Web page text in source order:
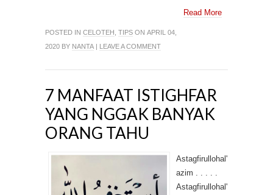
Read More
POSTED IN CELOTEH TIPS ON APRIL 04,
2020 BY NANTA | LEAVE A COMMENT
7 MANFAAT ISTIGHFAR
YANG NGGAK BANYAK
ORANG TAHU
Astagfirullohal'
azim . . . . .
Astagfirullohal'